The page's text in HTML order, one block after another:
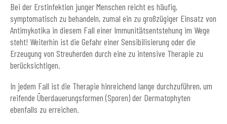
Bei der Erstinfektion junger Menschen reicht es häufig,
symptomatisch zu behandeln, zumal ein zu großzügiger Einsatz von
Antimykotika in diesem Fall einer Immunitätsentstehung im Wege
steht! Weiterhin ist die Gefahr einer Sensibilisierung oder die
Erzeugung von Streuherden durch eine zu intensive Therapie zu
berücksichtigen.
In jedem Fall ist die Therapie hinreichend lange durchzuführen, um
reifende Überdauerungsformen (Sporen) der Dermatophyten
ebenfalls zu erreichen.